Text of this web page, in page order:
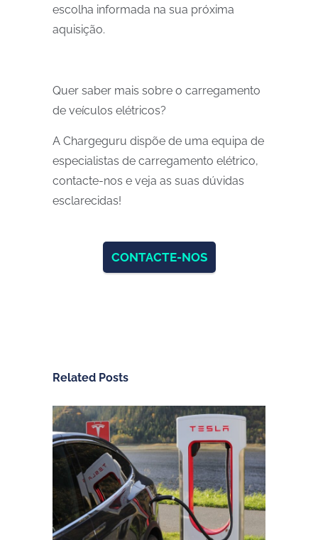
escolha informada na sua próxima
aquisição.
Quer saber mais sobre o carregamento
de veículos elétricos?
A Chargeguru dispõe de uma equipa de
especialistas de carregamento elétrico,
contacte-nos e veja as suas dúvidas
esclarecidas!
CONTACTE-NOS
Related Posts